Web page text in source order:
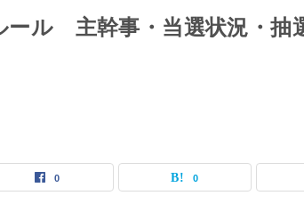
ル 主幹事・当選状況・抽
0 0